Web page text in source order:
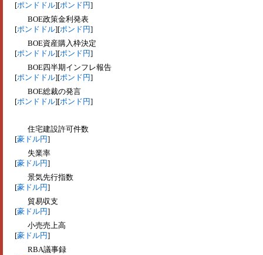
[ポンドドル][ポンド円]
BOE政策金利発表
[ポンドドル][ポンド円]
BOE資産購入枠決定
[ポンドドル][ポンド円]
BOE四半期インフレ報告
[ポンドドル][ポンド円]
BOE総裁の発言
[ポンドドル][ポンド円]
住宅建設許可件数
[豪ドル円]
失業率
[豪ドル円]
景気先行指数
[豪ドル円]
貿易収支
[豪ドル円]
小売売上高
[豪ドル円]
RBA議事録